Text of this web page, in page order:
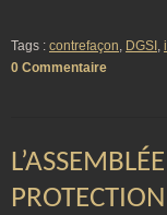
Tags : contrefaçon, DGSI ,
0 Commentaire